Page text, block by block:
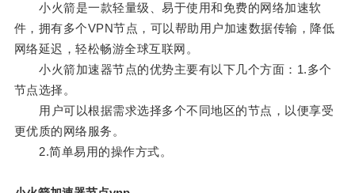
小火箭是一款轻量级、易于使用和免费的网络加速软
件，拥有多个VPN节点，可以帮助用户加速数据传输，降低
网络延迟，轻松畅游全球互联网。
小火箭加速器节点的优势主要有以下几个方面：1.多个
节点选择。
用户可以根据需求选择多个不同地区的节点，以便享受
更优质的网络服务。
2.简单易用的操作方式。